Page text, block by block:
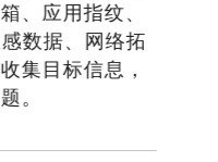
、应用指纹、
数据、网络拓
集目标信息，
。